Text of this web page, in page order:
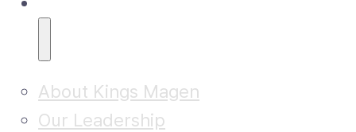
About Kings Magen
Our Leadership